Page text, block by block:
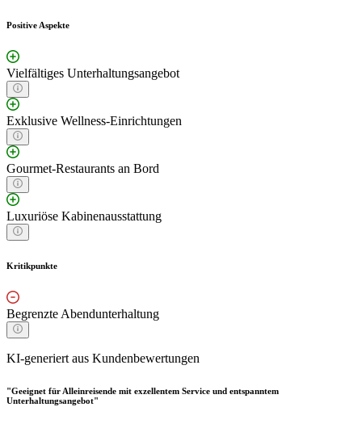
Positive Aspekte
Vielfältiges Unterhaltungsangebot
Exklusive Wellness-Einrichtungen
Gourmet-Restaurants an Bord
Luxuriöse Kabinenausstattung
Kritikpunkte
Begrenzte Abendunterhaltung
KI-generiert aus Kundenbewertungen
"Geeignet für Alleinreisende mit exzellentem Service und entspanntem
Unterhaltungsangebot"